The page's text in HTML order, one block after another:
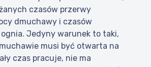
czasów przerwy
dmuchawy i czasów
Jedyny warunek to taki,
musi być otwarta na
czas pracuje, nie ma